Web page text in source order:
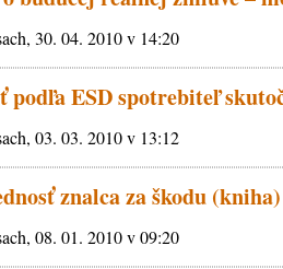
30. 04. 2010 v 14:20
podľa ESD spotrebiteľ
03. 03. 2010 v 13:12
znalca za škodu (kniha)
08. 01. 2010 v 09:20